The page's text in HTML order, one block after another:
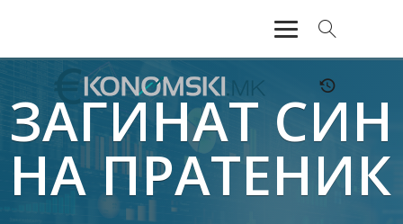
АКТУЕЛНО
ЕКОНОМИЈА
ФИНАНСИИ
ЗАГИНАТ СИН
НА ПРАТЕНИК